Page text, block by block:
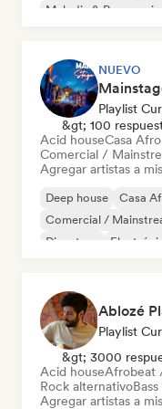
Melodic &
NUEVO
Playlist
&gt; 100
Acid houseCasa
Comercial /
Agregar artistas a
Deep house
Casa
Comercial /
Discoteca
Ablozé
Playlist
&gt; 3000
Acid houseAfrobeat
Rock alternativo
Agregar artistas a